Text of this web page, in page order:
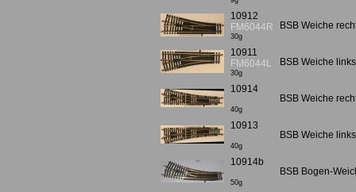
10912
FM6044R
30g
BSB Weiche
10911
FM6044L
30g
BSB Weiche
10914
40g
BSB Weiche
10913
40g
BSB Weiche
10914b
50g
BSB Bogen-